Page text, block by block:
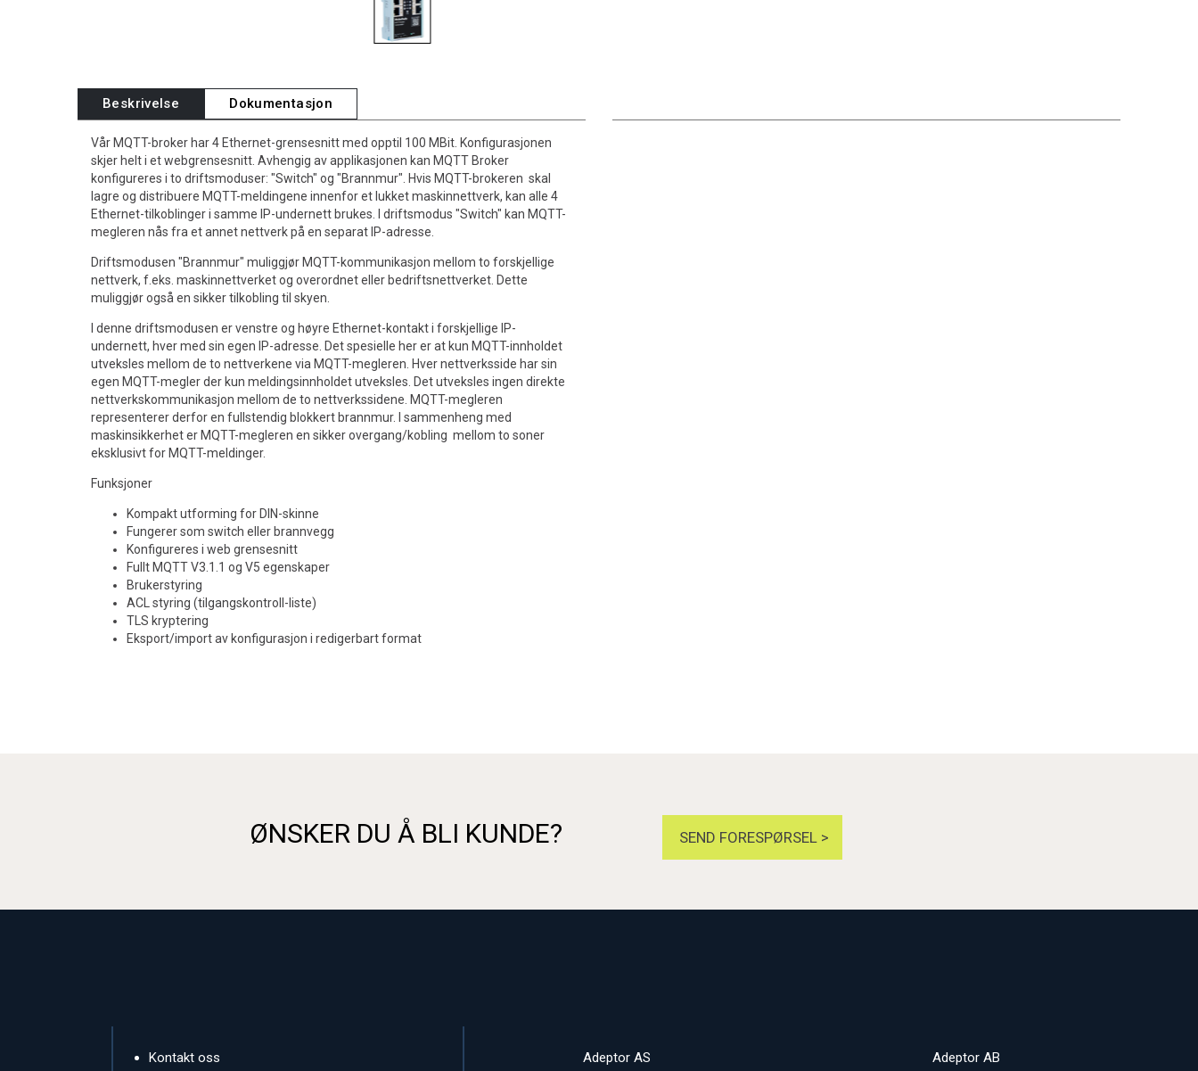
Beskrivelse Dokumentasjon
Vår MQTT-broker har 4 Ethernet-grensesnitt med opptil 100 MBit. Konfigurasjonen
skjer helt i et webgrensesnitt. Avhengig av applikasjonen kan MQTT Broker
konfigureres i to driftsmoduser: "Switch" og "Brannmur". Hvis MQTT-brokeren skal
lagre og distribuere MQTT-meldingene innenfor et lukket maskinnettverk, kan alle 4
Ethernet-tilkoblinger i samme IP-undernett brukes. I driftsmodus "Switch" kan MQTT-
megleren nås fra et annet nettverk på en separat IP-adresse.
Driftsmodusen "Brannmur" muliggjør MQTT-kommunikasjon mellom to forskjellige
nettverk, f.eks. maskinnettverket og overordnet eller bedriftsnettverket. Dette
muliggjør også en sikker tilkobling til skyen.
I denne driftsmodusen er venstre og høyre Ethernet-kontakt i forskjellige IP-
undernett, hver med sin egen IP-adresse. Det spesielle her er at kun MQTT-innholdet
utveksles mellom de to nettverkene via MQTT-megleren. Hver nettverksside har sin
egen MQTT-megler der kun meldingsinnholdet utveksles. Det utveksles ingen direkte
nettverkskommunikasjon mellom de to nettverkssidene. MQTT-megleren
representerer derfor en fullstendig blokkert brannmur. I sammenheng med
maskinsikkerhet er MQTT-megleren en sikker overgang/kobling mellom to soner
eksklusivt for MQTT-meldinger.
Funksjoner
Kompakt utforming for DIN-skinne
Fungerer som switch eller brannvegg
Konfigureres i web grensesnitt
Fullt MQTT V3.1.1 og V5 egenskaper
Brukerstyring
ACL styring (tilgangskontroll-liste)
TLS kryptering
Eksport/import av konfigurasjon i redigerbart format
ØNSKER DU Å BLI KUNDE? SEND FORESPØRSEL >
Kontakt oss
Adeptor AS Adeptor AB